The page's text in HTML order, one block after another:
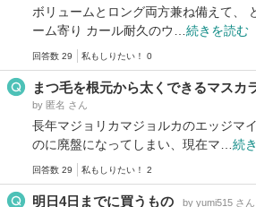
ボリュームとロング両方兼ね備えて、
ーム寄り カール耐久のウ… 続きを読む
回答数 29 私もしりたい！ 0
まつ毛を根元から太くできるマスカ
by 匿名 さん
長年マジョリカマジョルカのエッジマ
のに廃盤になってしまい、現在マ… 続
回答数 29 私もしりたい！ 2
明日4日までに買うもの by yumi515 さん